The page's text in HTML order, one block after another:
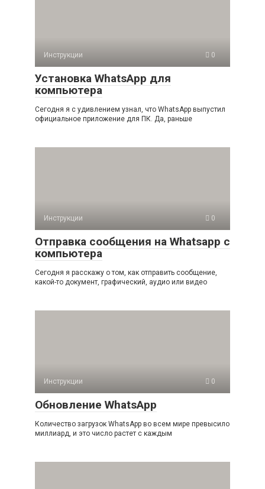
Инструкции 0
Установка WhatsApp для
компьютера
Сегодня я с удивлением узнал, что WhatsApp выпустил
официальное приложение для ПК. Да, раньше
Инструкции 0
Отправка сообщения на Whatsapp с
компьютера
Сегодня я расскажу о том, как отправить сообщение,
какой-то документ, графический, аудио или видео
Инструкции 0
Обновление WhatsApp
Количество загрузок WhatsApp во всем мире превысило
миллиард, и это число растет с каждым